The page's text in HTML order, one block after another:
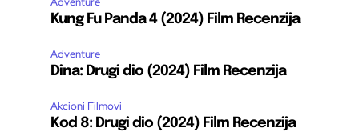
Kung Fu Panda 4 (2024) Film Recenzija
Adventure
Dina: Drugi dio (2024) Film Recenzija
Akcioni Filmovi
Kod 8: Drugi dio (2024) Film Recenzija